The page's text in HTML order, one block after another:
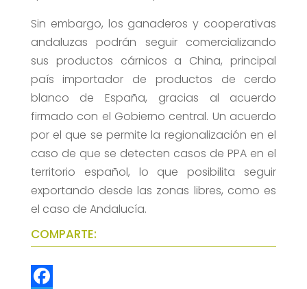
Sin embargo, los ganaderos y cooperativas
andaluzas podrán seguir comercializando
sus productos cárnicos a China, principal
país importador de productos de cerdo
blanco de España, gracias al acuerdo
firmado con el Gobierno central. Un acuerdo
por el que se permite la regionalización en el
caso de que se detecten casos de PPA en el
territorio español, lo que posibilita seguir
exportando desde las zonas libres, como es
el caso de Andalucía.
COMPARTE: